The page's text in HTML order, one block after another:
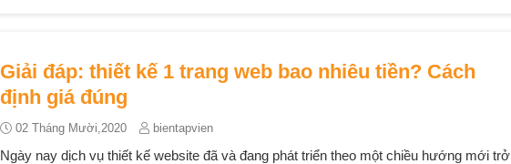
Giải đáp: thiết kế 1 trang web bao nhiêu tiền? Cách
định giá đúng
02 Tháng Mười,2020 bientapvien
Ngày nay dịch vụ thiết kế website đã và đang phát triển theo một chiều hướng mới trở